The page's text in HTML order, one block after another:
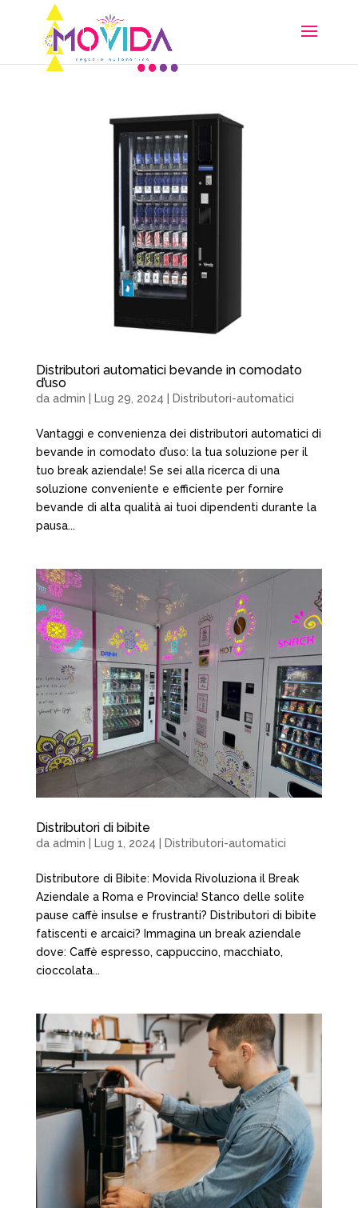
Distributori automatici bevande in comodato
d’uso
da admin Lug 29, 2024 Distributori-automatici
Vantaggi e convenienza dei distributori automatici di
bevande in comodato d’uso: la tua soluzione per il
tuo break aziendale! Se sei alla ricerca di una
soluzione conveniente e efficiente per fornire
bevande di alta qualità ai tuoi dipendenti durante la
pausa...
Distributori di bibite
da admin Lug 1, 2024 Distributori-automatici
Distributore di Bibite: Movida Rivoluziona il Break
Aziendale a Roma e Provincia! Stanco delle solite
pause caffè insulse e frustranti? Distributori di bibite
fatiscenti e arcaici? Immagina un break aziendale
dove: Caffè espresso, cappuccino, macchiato,
cioccolata...